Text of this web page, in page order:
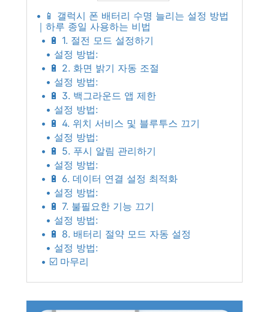
• 📱 갤럭시 폰 배터리 수명 늘리는 설정 방법
｜하루 종일 사용하는 비법
• 🔋 1. 절전 모드 설정하기
• 설정 방법:
• 🔋 2. 화면 밝기 자동 조절
• 설정 방법:
• 🔋 3. 백그라운드 앱 제한
• 설정 방법:
• 🔋 4. 위치 서비스 및 블루투스 끄기
• 설정 방법:
• 🔋 5. 푸시 알림 관리하기
• 설정 방법:
• 🔋 6. 데이터 연결 설정 최적화
• 설정 방법:
• 🔋 7. 불필요한 기능 끄기
• 설정 방법:
• 🔋 8. 배터리 절약 모드 자동 설정
• 설정 방법:
• ☑️ 마무리